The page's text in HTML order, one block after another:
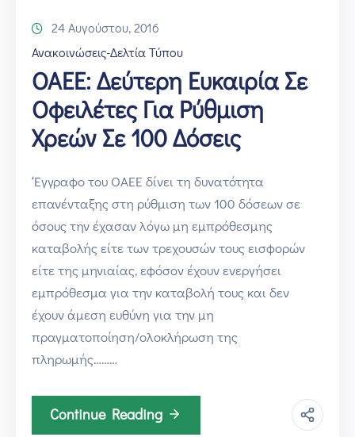
24 Αυγούστου, 2016
Ανακοινώσεις-Δελτία Τύπου
ΟΑΕΕ: Δεύτερη Ευκαιρία Σε
Οφειλέτες Για Ρύθμιση
Χρεών Σε 100 Δόσεις
‘Έγγραφο του ΟΑΕΕ δίνει τη δυνατότητα
επανένταξης στη ρύθμιση των 100 δόσεων σε
όσους την έχασαν λόγω μη εμπρόθεσμης
καταβολής είτε των τρεχουσών τους εισφορών
είτε της μηνιαίας, εφόσον έχουν ενεργήσει
εμπρόθεσμα για την καταβολή τους και δεν
έχουν άμεση ευθύνη για την μη
πραγματοποίηση/ολοκλήρωση της
πληρωμής………
Continue Reading